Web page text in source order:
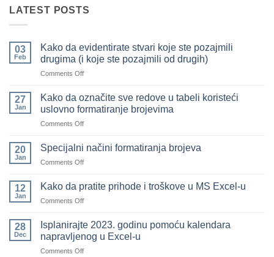
LATEST POSTS
03
Feb
Kako da evidentirate stvari koje ste pozajmili
drugima (i koje ste pozajmili od drugih)
Comments Offon
evidentirate
stvari
koje
pozajmili
ste
pozajmili
27
Jan
Kako da označite sve redove u tabeli koristeći
uslovno formatiranje brojevima
Comments Offon
u
formatiranje
brojevima
20
Jan
Specijalni načini formatiranja brojeva
Comments Offon
načini
formatiranja
12
Jan
Kako da pratite prihode i troškove u MS Excel-u
Comments Offon
prihode
i
28
Dec
Isplanirajte 2023. godinu pomoću kalendara
napravljenog u Excel-u
Comments Offon